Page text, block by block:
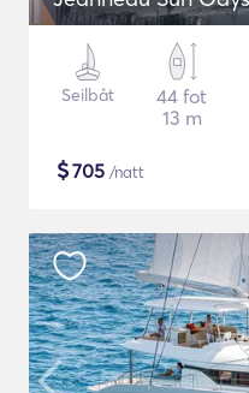
Seilbåt
44 fot
13 m
$705 /natt